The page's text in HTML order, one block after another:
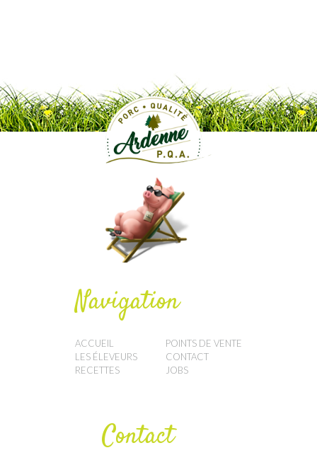
Navigation
ACCUEIL
LES ÉLEVEURS
RECETTES
POINTS DE VENTE
CONTACT
JOBS
Contact